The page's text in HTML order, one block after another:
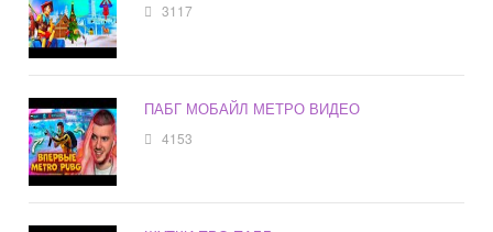
3117
ПАБГ МОБАЙЛ МЕТРО ВИДЕО
4153